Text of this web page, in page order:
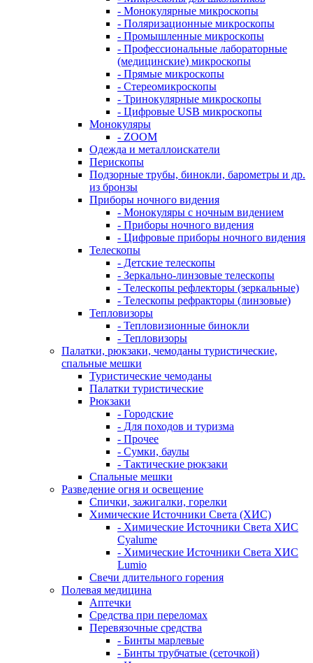
- Монокулярные микроскопы
- Поляризационные микроскопы
- Промышленные микроскопы
- Профессиональные лабораторные
(медицинские) микроскопы
- Прямые микроскопы
- Стереомикроскопы
- Тринокулярные микроскопы
- Цифровые USB микроскопы
Монокуляры
- ZOOM
Одежда и металлоискатели
Перископы
Подзорные трубы, бинокли, барометры и др.
из бронзы
Приборы ночного видения
- Монокуляры с ночным видением
- Приборы ночного видения
- Цифровые приборы ночного видения
Телескопы
- Детские телескопы
- Зеркально-линзовые телескопы
- Телескопы рефлекторы (зеркальные)
- Телескопы рефракторы (линзовые)
Тепловизоры
- Тепловизионные бинокли
- Тепловизоры
Палатки, рюкзаки, чемоданы туристические,
спальные мешки
Туристические чемоданы
Палатки туристические
Рюкзаки
- Городские
- Для походов и туризма
- Прочее
- Сумки, баулы
- Тактические рюкзаки
Спальные мешки
Разведение огня и освещение
Спички, зажигалки, горелки
Химические Источники Света (ХИС)
- Химические Источники Света ХИС
Cyalume
- Химические Источники Света ХИС
Lumio
Свечи длительного горения
Полевая медицина
Аптечки
Средства при переломах
Перевязочные средства
- Бинты марлевые
- Бинты трубчатые (сеточкой)